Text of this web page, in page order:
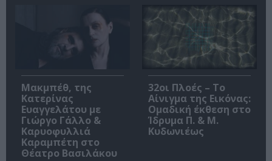
Μακμπέθ, της
Κατερίνας
Ευαγγελάτου με
Γιώργο Γάλλο &
Καρυοφυλλιά
Καραμπέτη στο
Θέατρο Βασιλάκου
32οι Πλοές – Το
Αίνιγμα της Εικόνας:
Ομαδική έκθεση στο
Ίδρυμα Π. & Μ.
Κυδωνιέως